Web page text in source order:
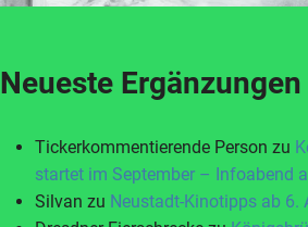
Neueste Ergänzungen
Tickerkommentierende Person zu
startet im September – Infoabend
Silvan zu Neustadt-Kinotipps ab 6.